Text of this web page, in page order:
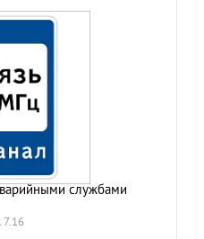
службами
7.16